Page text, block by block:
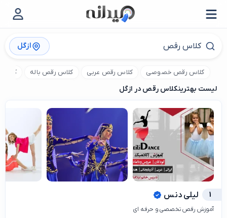
ازگل
کلاس رقص خصوصی کلاس رقص عربی کلاس رقص باله کلاس
لیست بهترینکلاس رقص در ازگل
1 لیلی دنس
آموزش رقص تخصصی و حرفه ای